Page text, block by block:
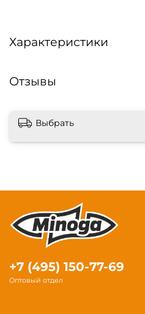
Характеристики
Отзывы
Выбрать
+7 (495) 150-77-69
Оптовый отдел